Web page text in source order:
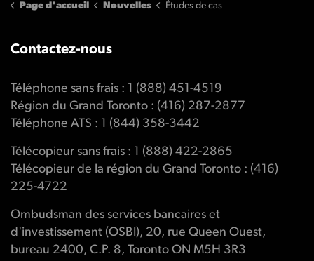
Page d'accueil Nouvelles Études de cas
Contactez-nous
Téléphone sans frais : 1 (888) 451-4519
Région du Grand Toronto : (416) 287-2877
Téléphone ATS : 1 (844) 358-3442
Télécopieur sans frais : 1 (888) 422-2865
Télécopieur de la région du Grand Toronto : (416)
225-4722
Ombudsman des services bancaires et
d'investissement (OSBI), 20, rue Queen Ouest,
bureau 2400, C.P. 8, Toronto ON M5H 3R3